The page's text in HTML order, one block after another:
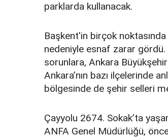
parklarda kullanacak.
Başkent'in birçok
nedeniyle esnaf zarar gördü.
sorunlara, Ankara
Ankara’nın bazı ilçelerinde
bölgesinde de şehir selleri
Çayyolu 2674. Sokak’ta
ANFA Genel Müdürlüğü,